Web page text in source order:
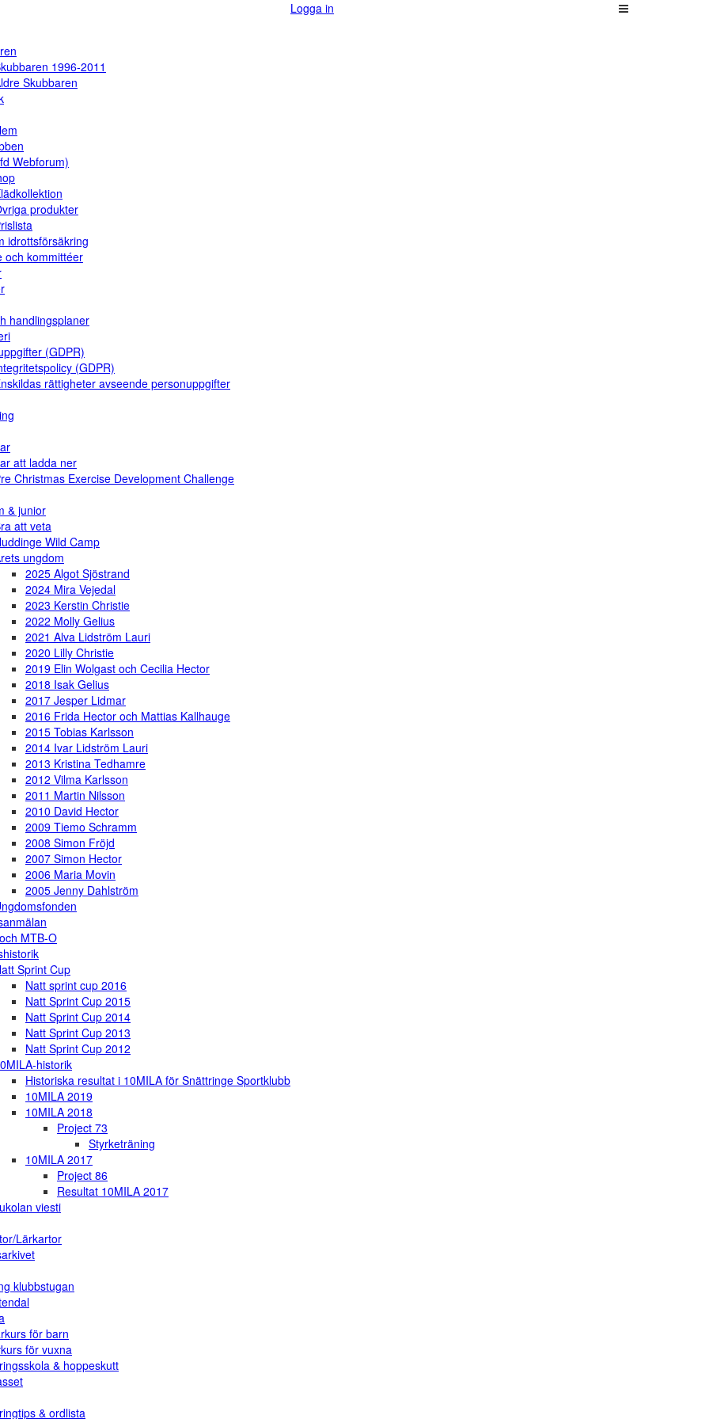
Logga in
1996-2011
Skubbaren
Webforum)
produkter
idrottsförsäkring
och kommittéer
handlingsplaner
(GDPR)
(GDPR)
rättigheter avseende personuppgifter
att ladda ner
Christmas Exercise Development Challenge
& junior
att veta
Wild Camp
ungdom
2025 Algot Sjöstrand
2024 Mira Vejedal
2023 Kerstin Christie
2022 Molly Gelius
2021 Alva Lidström Lauri
2020 Lilly Christie
2019 Elin Wolgast och Cecilia Hector
2018 Isak Gelius
2017 Jesper Lidmar
2016 Frida Hector och Mattias Kallhauge
2015 Tobias Karlsson
2014 Ivar Lidström Lauri
2013 Kristina Tedhamre
2012 Vilma Karlsson
2011 Martin Nilsson
2010 David Hector
2009 Tiemo Schramm
2008 Simon Fröjd
2007 Simon Hector
2006 Maria Movin
2005 Jenny Dahlström
MTB-O
Sprint Cup
Natt sprint cup 2016
Natt Sprint Cup 2015
Natt Sprint Cup 2014
Natt Sprint Cup 2013
Natt Sprint Cup 2012
historik
Historiska resultat i 10MILA för Snättringe Sportklubb
10MILA 2019
10MILA 2018
Project 73
Styrketräning
10MILA 2017
Project 86
Resultat 10MILA 2017
viesti
Lärkartor
klubbstugan
för barn
för vuxna
& hoppeskutt
& ordlista